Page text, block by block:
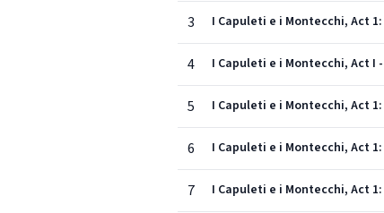
3 I Capuleti e i Montecchi, Act
4 I Capuleti e i Montecchi, Act I
5 I Capuleti e i Montecchi, Act
6 I Capuleti e i Montecchi, Act
7 I Capuleti e i Montecchi, Act